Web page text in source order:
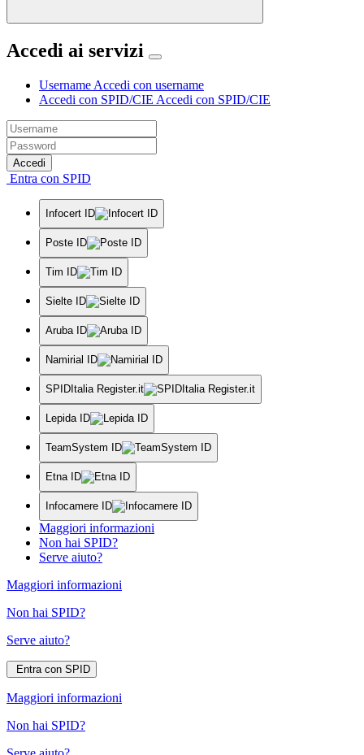
Accedi ai servizi
Username Accedi con username
Accedi con SPID/CIE Accedi con SPID/CIE
Accedi
Entra con SPID
Infocert ID
Poste ID
Tim ID
Sielte ID
Aruba ID
Namirial ID
SPIDItalia Register.it
Lepida ID
TeamSystem ID
Etna ID
Infocamere ID
Maggiori informazioni
Non hai SPID?
Serve aiuto?
Maggiori informazioni
Non hai SPID?
Serve aiuto?
Entra con SPID
Maggiori informazioni
Non hai SPID?